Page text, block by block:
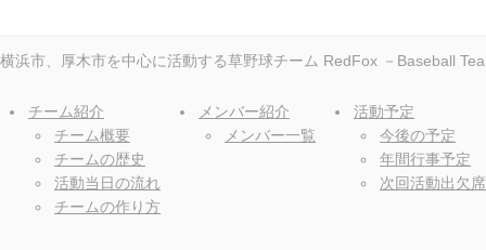
横浜市、厚木市を中心に活動する草野球チーム RedFox －Baseball
チーム紹介
チーム概要
チームの歴史
活動当日の流れ
チームの作り方
メンバー紹介
メンバー一覧
活動予定
今後の予定
年間行事予定
次回活動出欠席